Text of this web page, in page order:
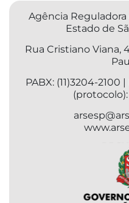
Agência
Estado de
Rua Cristiano Viana,
PABX: (11)3204-